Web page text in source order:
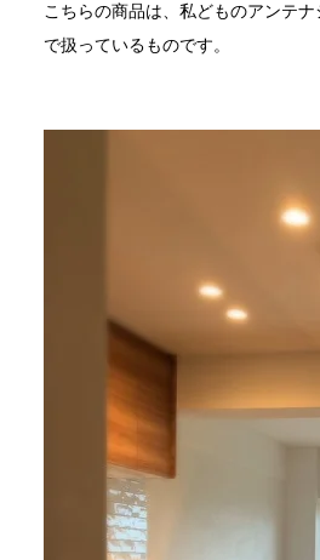
こちらの商品は、私どものアンテナ
で扱っているものです。